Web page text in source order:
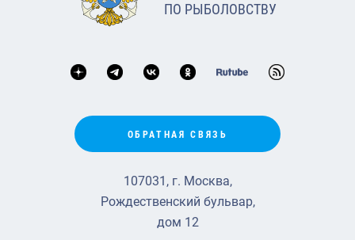
ПО РЫБОЛОВСТВУ
ОБРАТНАЯ СВЯЗЬ
107031, г. Москва,
Рождественский бульвар,
дом 12